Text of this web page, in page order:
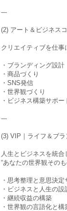
---
(2) アート＆ビジネス
クリエイティブを仕事
・ブランディング設計
・商品づくり
・SNS発信
・世界観づくり
・ビジネス構築サポー
---
(3) VIP｜ライフ＆ブ
人生とビジネスを統合
“あなたの世界観その
・思考整理と意思決定
・ビジネスと人生の設
・継続収益の構築
・世界観の言語化と構